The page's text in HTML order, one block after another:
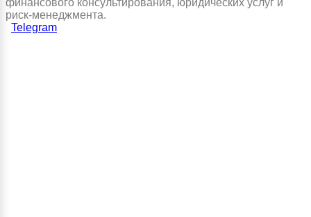
финансового консультирования, юридических услуг и
риск-менеджмента.
Telegram